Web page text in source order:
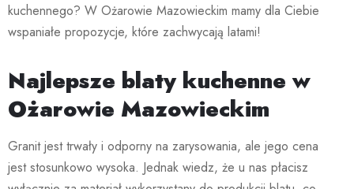
kuchennego? W Ożarowie Mazowieckim mamy dla Ciebie
wspaniałe propozycje, które zachwycają latami!
Najlepsze blaty kuchenne w
Ożarowie Mazowieckim
Granit jest trwały i odporny na zarysowania, ale jego cena
jest stosunkowo wysoka. Jednak wiedz, że u nas płacisz